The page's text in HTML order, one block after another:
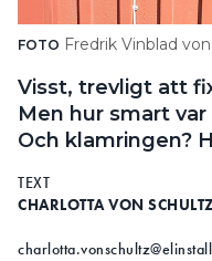
Search for:
SEARCH
FOTO Fredrik Vinblad
Visst, trevligt att
Men hur smart
Och klamringen?
TEXT
CHARLOTTA VON SCHULTZ